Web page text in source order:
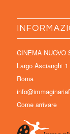
CINEMA NUOVO
Largo Ascianghi 1
Roma
Come arrivare